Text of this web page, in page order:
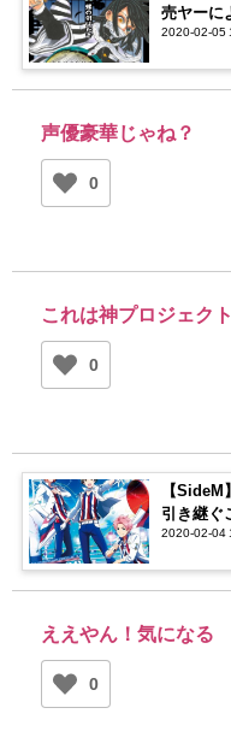
売ヤーに
2020-02-05
声優豪華じゃね？
0
これは神プロジェク
0
【
引き継ぐ
2020-02-04
ええやん！気になる
0